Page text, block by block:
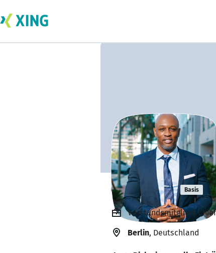
Carl White Basis
Vorstandsmitglied,
Berlin, Deutschland